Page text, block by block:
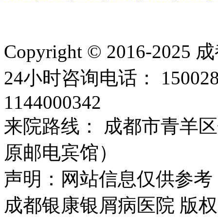
Copyright © 2016-2025
24小时咨询电话：
1144000342
来院路线： 成都市青羊
原邮电宾馆）
声明：网站信息仅供参
成都银康银屑病医院 版